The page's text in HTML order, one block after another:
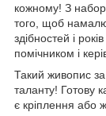
кожному! З
того, щоб
здібностей і
помічником і
Такий живопис
таланту! Готову
є кріплення або